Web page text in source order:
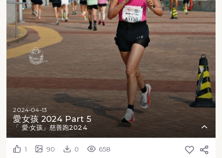
2024-04-13
愛女孩 2024 Part 5
「 愛‧女孩」慈善跑2024
1 90 0 658